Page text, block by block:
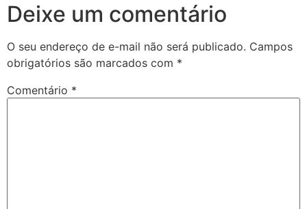
Deixe um comentário
O seu endereço de e-mail não será publicado. Campos
obrigatórios são marcados com *
Comentário *